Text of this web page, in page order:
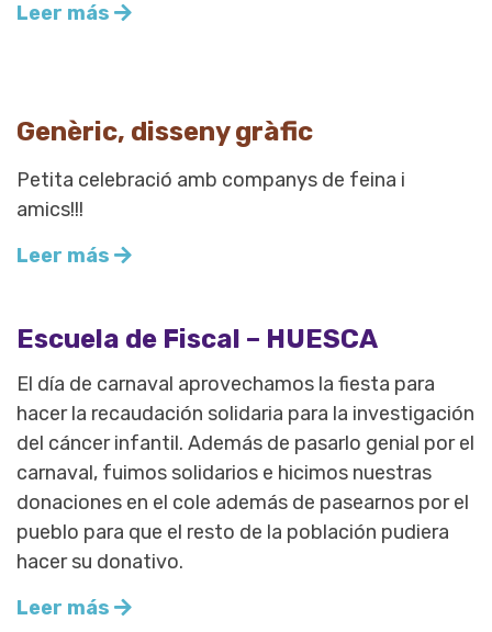
Leer más
Genèric, disseny gràfic
Petita celebració amb companys de feina i
amics!!!
Leer más
Escuela de Fiscal – HUESCA
El día de carnaval aprovechamos la fiesta para
hacer la recaudación solidaria para la investigación
del cáncer infantil. Además de pasarlo genial por el
carnaval, fuimos solidarios e hicimos nuestras
donaciones en el cole además de pasearnos por el
pueblo para que el resto de la población pudiera
hacer su donativo.
Leer más